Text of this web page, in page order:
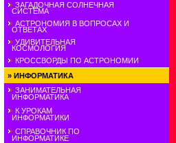
ЗАГАДОЧНАЯ СОЛНЕЧНАЯ
СИСТЕМА
АСТРОНОМИЯ В ВОПРОСАХ И
ОТВЕТАХ
УДИВИТЕЛЬНАЯ
КОСМОЛОГИЯ
КРОССВОРДЫ ПО АСТРОНОМИИ
» ИНФОРМАТИКА
ЗАНИМАТЕЛЬНАЯ
ИНФОРМАТИКА
К УРОКАМ
ИНФОРМАТИКИ
СПРАВОЧНИК ПО
ИНФОРМАТИКЕ